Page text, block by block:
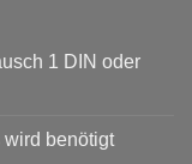
1 DIN oder
benötigt